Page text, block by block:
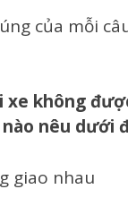
của mỗi
xe không
nêu dưới
giao nhau